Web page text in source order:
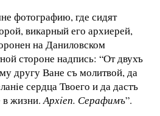
фотографию, где сидят
викарный его архиерей,
на Даниловском
стороне надпись: “От двухъ
другу Ване съ молитвой, да
сердца Твоего и да дастъ
в жизни.Архiеп. Серафимъ”.